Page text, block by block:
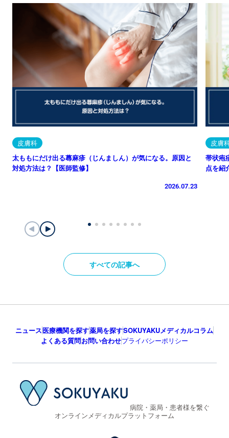
皮膚科
太ももにだけ出る蕁麻疹（じんましん）が気になる。原因と
対処方法は？【医師監修】
2026.07.23
皮膚
帯状疱
点を紹
すべての記事へ
ニュース医療機関を探す薬局を探すSOKUYAKUメディカルコラム
よくある質問お問い合わせプライバシーポリシー
病院・薬局・患者様を繋ぐ
オンラインメディカルプラットフォーム